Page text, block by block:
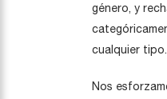
género, y
cualquier tipo.
Nos